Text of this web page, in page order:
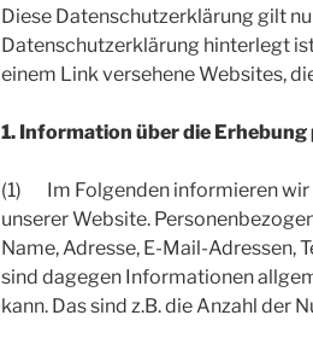
Diese Datenschutzerklärung gilt
Datenschutzerklärung hinterlegt
einem Link versehene Websites,
1. Information über die
(1) Im Folgenden informieren wir
unserer Website.
Name, Adresse, E-Mail-Adressen,
sind dagegen Informationen
kann. Das sind z.B. die Anzahl der